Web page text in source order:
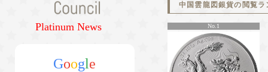
Platinum News
Google
中国雲龍図銀貨の閲覧ラ
No.1